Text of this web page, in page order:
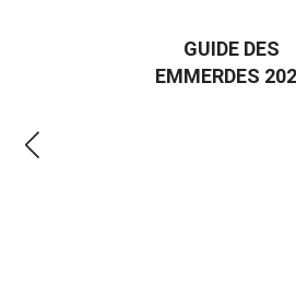
GUIDE DES
EMMERDES 2025